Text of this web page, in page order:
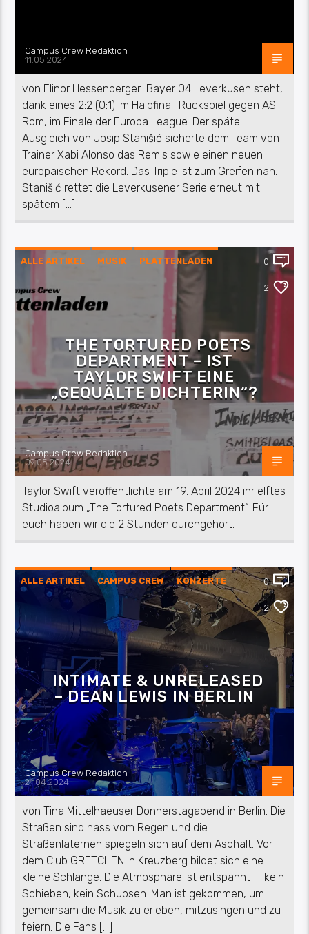
Campus Crew Redaktion
11.05.2024
von Elinor Hessenberger Bayer 04 Leverkusen steht,
dank eines 2:2 (0:1) im Halbfinal-Rückspiel gegen AS
Rom, im Finale der Europa League. Der späte
Ausgleich von Josip Stanišić sicherte dem Team von
Trainer Xabi Alonso das Remis sowie einen neuen
europäischen Rekord. Das Triple ist zum Greifen nah.
Stanišić rettet die Leverkusener Serie erneut mit
spätem […]
ALLE ARTIKEL MUSIK PLATTENLADEN
REZENSION
0
2
THE TORTURED POETS
DEPARTMENT – IST
TAYLOR SWIFT EINE
„GEQUÄLTE DICHTERIN“?
Campus Crew Redaktion
09.05.2024
Taylor Swift veröffentlichte am 19. April 2024 ihr elftes
Studioalbum „The Tortured Poets Department“. Für
euch haben wir die 2 Stunden durchgehört.
ALLE ARTIKEL CAMPUS CREW KONZERTE
UNTERWEGS
0
2
INTIMATE & UNRELEASED
– DEAN LEWIS IN BERLIN
Campus Crew Redaktion
21.04.2024
von Tina Mittelhaeuser Donnerstagabend in Berlin. Die
Straßen sind nass vom Regen und die
Straßenlaternen spiegeln sich auf dem Asphalt. Vor
dem Club GRETCHEN in Kreuzberg bildet sich eine
kleine Schlange. Die Atmosphäre ist entspannt — kein
Schieben, kein Schubsen. Man ist gekommen, um
gemeinsam die Musik zu erleben, mitzusingen und zu
feiern. Die Fans […]